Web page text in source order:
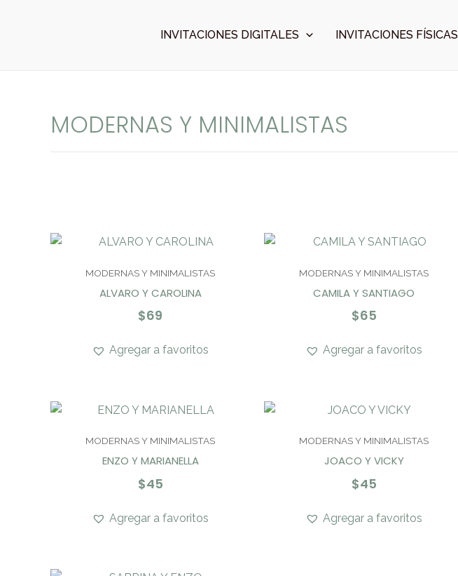
INVITACIONES DIGITALES INVITACIONES FÍSICAS
MODERNAS Y MINIMALISTAS
MODERNAS Y MINIMALISTAS
ALVARO Y CAROLINA
$69
Agregar a favoritos
MODERNAS Y MINIMALISTAS
CAMILA Y SANTIAGO
$65
Agregar a favoritos
MODERNAS Y MINIMALISTAS
ENZO Y MARIANELLA
$45
Agregar a favoritos
MODERNAS Y MINIMALISTAS
JOACO Y VICKY
$45
Agregar a favoritos